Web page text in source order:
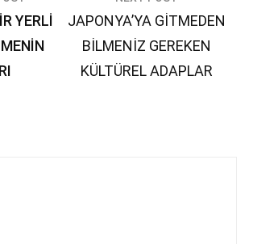
YERLİ
JAPONYA’YA GİTMEDEN
BİLMENİZ GEREKEN
KÜLTÜREL ADAPLAR